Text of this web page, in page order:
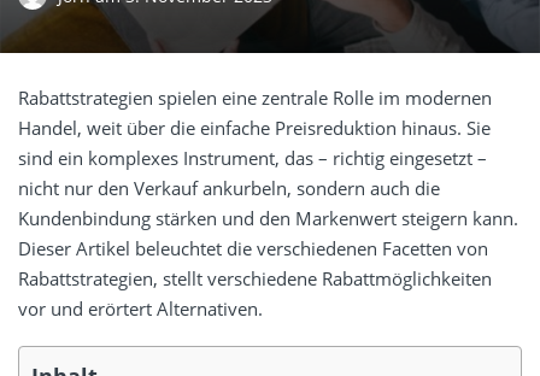
Rabattstrategien spielen eine zentrale Rolle im modernen
Handel, weit über die einfache Preisreduktion hinaus. Sie
sind ein komplexes Instrument, das – richtig eingesetzt –
nicht nur den Verkauf ankurbeln, sondern auch die
Kundenbindung stärken und den Markenwert steigern kann.
Dieser Artikel beleuchtet die verschiedenen Facetten von
Rabattstrategien, stellt verschiedene Rabattmöglichkeiten
vor und erörtert Alternativen.